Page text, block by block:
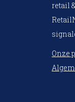
retail
Onze